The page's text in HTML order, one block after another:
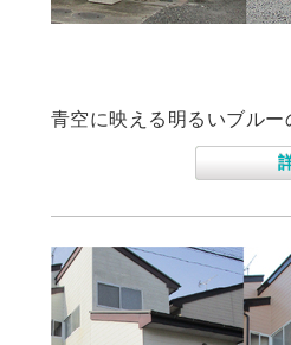
青空に映える明るいブルー